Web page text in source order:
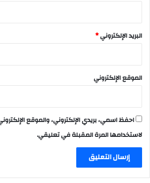
البريد الإلكتروني*
الموقع الإلكتروني
احفظ اسمي، بريدي الإلكتروني، والموقع
لاستخدامها المرة المقبلة في تعليقي.